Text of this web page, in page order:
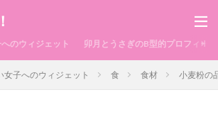
のウィジェット 卯月とうさぎのB型的プロフィール
女子へのウィジェット 食 食材 小麦粉の